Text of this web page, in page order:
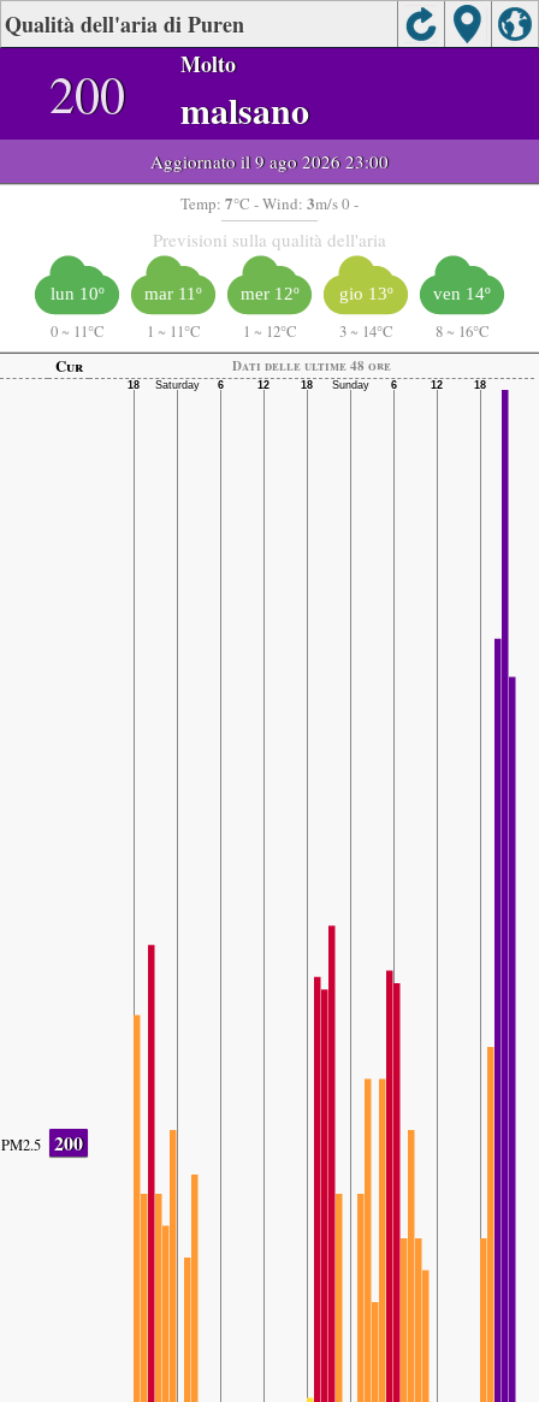
Qualità dell'aria di Puren
200 Molto
malsano
Aggiornato il 9 ago 2026 23:00
Temp: 7°C - Wind: 3m/s 0 -
Previsioni sulla qualità dell'aria
lun 10º
0 ~ 11°C
mar 11º
1 ~ 11°C
mer 12º
1 ~ 12°C
gio 13º
3 ~ 14°C
ven 14º
8 ~ 16°C
Cur
Dati delle ultime 48 ore
PM2.5 200